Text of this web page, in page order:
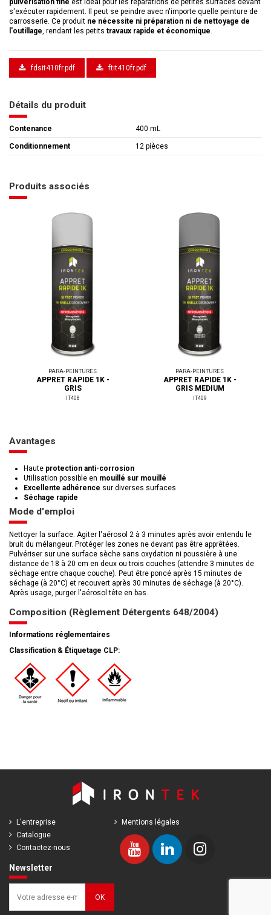
pulvérisation fine est idéal pour les réparations de petites surfaces devant
s'exécuter rapidement. Il peut se peindre avec n'importe quelle peinture de
carrosserie. Ce produit ne nécessite ni préparation ni de nettoyage de
l'outillage, rendant les petits travaux rapide et économique.
fdsit410fr.pdf ftit410fr.pdf
Détails du produit
Contenance 400 mL
Conditionnement 12 pièces
Produits associés
PARA-PEINTURES
APPRET RAPIDE 1K -
GRIS
IT408
PARA-PEINTURES
APPRET RAPIDE 1K -
GRIS MEDIUM
IT409
Avantages
Haute protection anti-corrosion
Utilisation possible en mouillé sur mouillé
Excellente adhérence sur diverses surfaces
Séchage rapide
Mode d'emploi
Nettoyer la surface. Agiter l'aérosol 2 à 3 minutes après avoir entendu le
bruit du mélangeur. Protéger les zones ne devant pas être apprêtées.
Pulvériser sur une surface sèche sans oxydation ni poussière à une
distance de 18 à 20 cm en deux ou trois couches (attendre 3 minutes de
séchage entre chaque couche). Peut être poncé après 15 minutes de
séchage (à 20°C) et recouvert après 30 minutes de séchage (à 20°C).
Après usage, purger l'aérosol tête en bas.
Composition (Règlement Détergents 648/2004)
Informations réglementaires
Classification & Étiquetage CLP:
L'entreprise
Catalogue
Contactez-nous
Mentions légales
Newsletter